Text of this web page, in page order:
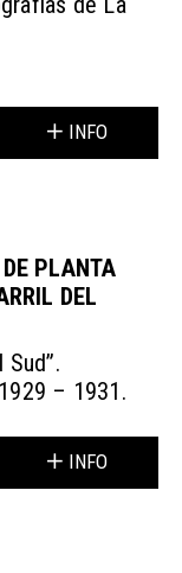
INFO
PLANTA
DEL
– 1931.
INFO